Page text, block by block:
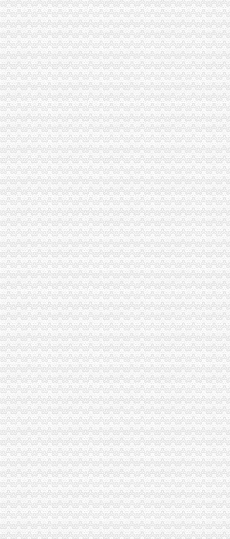
全市重庆一元注册公司工商系统行政执法知识大顺利举行
市重庆0元注册公司局机关组织离退休人员健康体检
涪陵局建立五项机制构筑社民意沟通处置“绿通道”一元注册公司
双桥局重庆0元注册公司采取有效措施认真贯彻十七届三中全会精
荣昌局1元注册公司城郊所五措并举加快转型步伐
武隆局“三看三查三听”一元注册公司流程检查指导基层工商所学习实践活动
大渡口局获得重庆市“扬正气促和谐”重庆一元注册公司廉政公益广告创作展播评
巫溪局尖山所“四点定位”一元注册公司开展食品安全清查活动
北碚局变“平面式”免费注册公司为“立体式”开展专项教育成效显著
国家工商总局0元注册公司注册局局长王树燕到高新区局检查指导工作
大渡口区长、0元注册公司流程副区长对大渡口局工商信息作出重要批示
工商动态
沙坪坝局抓住“五个关键”0元注册公司流程推动重点工作全面开展
江津局“两手抓”一元注册公司流程积构建食品安全监管长效机制
开县局监管与服务并重加“三节”0元注册公司流程市场监管
万州局重庆一元注册公司发挥登记职能支持企业融资18亿元
沙坪坝局以四型模范为指针造“四型”0元注册公司领导班子
青海农畜产品经纪人与江北观音桥农贸市重庆免费注册公司场经纪人成功实现
巫溪局五步推进“依法行政、文明执法、树立形象”免费注册公司专项教育培训工
万州局突出“便、助、护、联、扶”免费注册公司五字营造优良发展环境造服务型
九龙坡局桷坪所查获一批冒“长安铃木”的重庆一元注册公司后视镜总成
璧山局0元注册公司大路工商所三举措大力培养农村经纪人队伍
巫溪局一元注册公司城厢一所四项制度加校园周边食品安全监管
黔江局“五到位”重庆0元注册公司整合关闭辖区煤矿注销登记
沙坪坝局“四心”0元注册公司服务全力推进下岗失业人员再就业工程
荣昌局重庆免费注册公司开展户外广告整见成效
高新园局重庆0元注册公司五措并举加火车北站奥运期间食品安全监管
梁平局重庆0元注册公司积开展民共建活动
万州局0元注册公司从三方面加拍卖业监管
双桥局四项措施落实全市0元注册公司工商局长座谈会精
万州局重庆免费注册公司三举措大力扶持发展劳务经纪能人
市局郭翔副副局长到院看望来自北川县工商局的重庆0元注册公司受伤女职工
武隆局“四做到、四走访”1元注册公司深入开展调研工作
奉节局“十宽五严”一元注册公司流程造以人为本执法队伍
万盛局0元注册公司流程开展三项活动服务地方经济发展显成效
万盛局实行“1222”免费注册公司工作机制开展小作坊整改
沙坪坝区委书记李剑铭对工商分局重庆免费注册公司信息作出重要批示
市一元注册公司工商局三措并举大力支持农民工返乡创业
沙坪坝局“三坚持”重庆0元注册公司实施商标品牌战略见成效
九龙坡局0元注册公司三个注重认真开展深入学习实践科学发展观活动
巫山局重庆一元注册公司从五个方面抓好职能转型
铜梁局重庆一元注册公司加大企业回访力度服务地方经济发展
奉节消委为购买“奥运纪念章”一元注册公司流程老人挽回经济损失4700余元
彭水局积配合县商委两年建设626个乡村便民市一元注册公司流程场
万盛局服务“三农”0元注册公司见实效
青海省农村经纪人代表团到潼南县考察农村经纪人培育发展工作
永川局坚持“三明确两完善三提升”一元注册公司流程关怀基层工商所干部
市免费注册公司局副局长李明富对大渡口局领导班子提出四点要求
合川局荣获“重庆市学法用法示范机关”一元注册公司流程荣誉称号
武隆局重庆一元注册公司六大举措抓政风行风建设效果显著